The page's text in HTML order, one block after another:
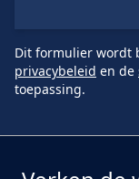
Dit formulier wordt
privacybeleid en de
toepassing.